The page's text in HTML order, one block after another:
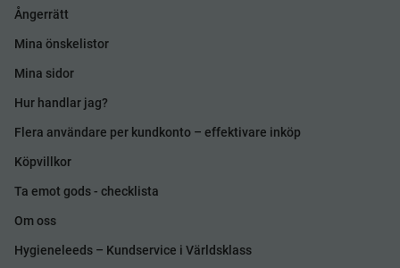
Ångerrätt
Mina önskelistor
Mina sidor
Hur handlar jag?
Flera användare per kundkonto – effektivare inköp
Köpvillkor
Ta emot gods - checklista
Om oss
Hygieneleeds – Kundservice i Världsklass